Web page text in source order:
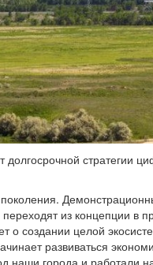
стратегии
из концепции в
о создании целой
развиваться